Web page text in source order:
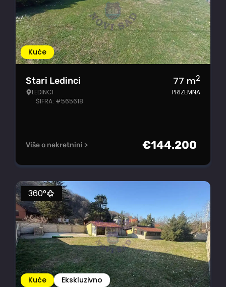
Kuće
Stari Ledinci
LEDINCI
ŠIFRA: #565618
77 m2
PRIZEMNA
Više o nekretnini > €144.200
Kuće Ekskluzivno
360°